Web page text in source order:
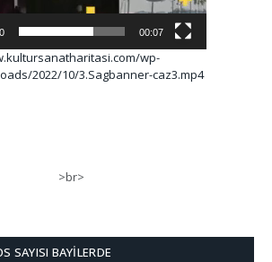
00:07
wp-
2022/10/3.Sagbanner-caz3.mp4
>br>
SAYISI BAYILERDE